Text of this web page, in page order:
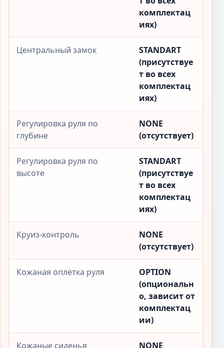
комплектац
иях)
Центральный замок
STANDART
(присутствуе
т во всех
комплектац
иях)
Регулировка руля по
глубине
NONE
(отсутствует)
Регулировка руля по
высоте
STANDART
(присутствуе
т во всех
комплектац
иях)
Круиз-контроль
NONE
(отсутствует)
Кожаная оплётка руля
OPTION
(опциональн
о, зависит от
комплектац
ии)
Кожаные сиденья
NONE